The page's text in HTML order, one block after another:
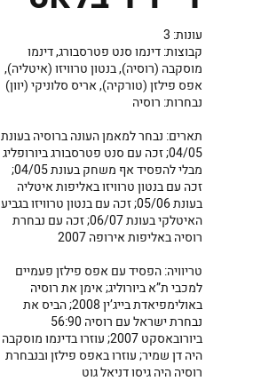
עונות: 3
קבוצות: דינמו סנט פטרסבורג, דינמו
מוסקבה (רוסיה), בנטון טרוויזו (איטליה),
אפס פילזן (טורקיה), אריס סלוניקי (יוון)
נבחרות: רוסיה
תארים: נבחר למאמן העונה ברוסיה בעונת
04/05; זכה עם סנט פטרסבורג ביורופליג
מבלי להפסיד אף משחק בעונת 04/05;
זכה עם בנטון טרוויזו באליפות איטליה
בעונת 05/06; זכה עם בנטון טרוויזו בגביע
האיטלקי בעונת 06/07; זכה עם נבחרת
רוסיה באליפות אירופה 2007
טריוויה: הפסיד עם אפס פילזן פעמיים
למכבי ת”א ביורוליג; אימן את רוסיה
באולימפיאדת בייג’ין 2008; הביס את
נבחרת ישראל עם רוסיה 56:90
ביורובאסקט 2007; עוזרו בדינמו מוסקבה
היה דן שמיר; עוזרו באפס פילזן ובנבחרת
רוסיה היה גיסו דניאל גוט